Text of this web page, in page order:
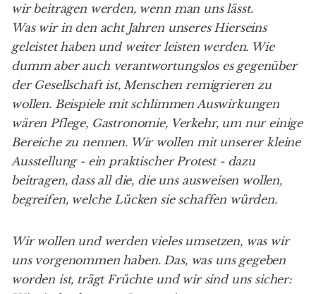
wir beitragen werden, wenn man uns lässt.
Was wir in den acht Jahren unseres Hierseins
geleistet haben und weiter leisten werden. Wie
dumm aber auch verantwortungslos es gegenüber
der Gesellschaft ist, Menschen remigrieren zu
wollen. Beispiele mit schlimmen Auswirkungen
wären Pflege, Gastronomie, Verkehr, um nur einige
Bereiche zu nennen. Wir wollen mit unserer kleine
Ausstellung - ein praktischer Protest - dazu
beitragen, dass all die, die uns ausweisen wollen,
begreifen, welche Lücken sie schaffen würden.
Wir wollen und werden vieles umsetzen, was wir
uns vorgenommen haben. Das, was uns gegeben
worden ist, trägt Früchte und wir sind uns sicher: